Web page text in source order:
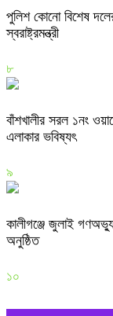
পুলিশ কোনো বিশেষ দলের
স্বরাষ্ট্রমন্ত্রী
৮
বাঁশখালীর সরল ১নং
এলাকার ভবিষ্যৎ
৯
কালীগঞ্জে জুলাই
অনুষ্ঠিত
১০